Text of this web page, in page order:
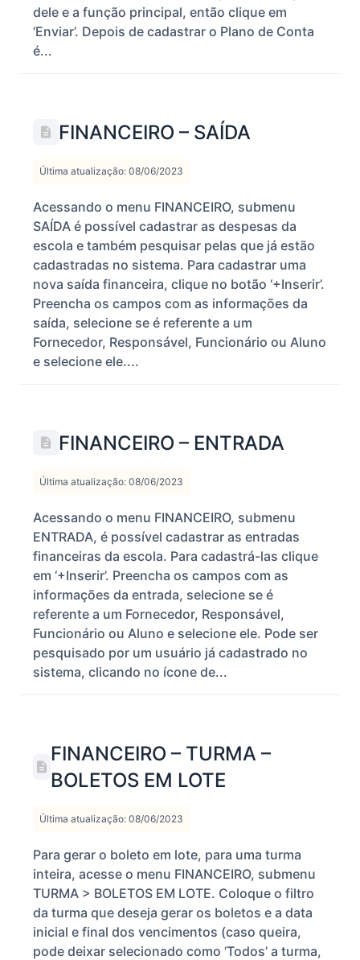
dele e a função principal, então clique em
‘Enviar’. Depois de cadastrar o Plano de Conta
é...
FINANCEIRO – SAÍDA
Última atualização: 08/06/2023
Acessando o menu FINANCEIRO, submenu
SAÍDA é possível cadastrar as despesas da
escola e também pesquisar pelas que já estão
cadastradas no sistema. Para cadastrar uma
nova saída financeira, clique no botão ‘+Inserir’.
Preencha os campos com as informações da
saída, selecione se é referente a um
Fornecedor, Responsável, Funcionário ou Aluno
e selecione ele....
FINANCEIRO – ENTRADA
Última atualização: 08/06/2023
Acessando o menu FINANCEIRO, submenu
ENTRADA, é possível cadastrar as entradas
financeiras da escola. Para cadastrá-las clique
em ‘+Inserir’. Preencha os campos com as
informações da entrada, selecione se é
referente a um Fornecedor, Responsável,
Funcionário ou Aluno e selecione ele. Pode ser
pesquisado por um usuário já cadastrado no
sistema, clicando no ícone de...
FINANCEIRO – TURMA –
BOLETOS EM LOTE
Última atualização: 08/06/2023
Para gerar o boleto em lote, para uma turma
inteira, acesse o menu FINANCEIRO, submenu
TURMA > BOLETOS EM LOTE. Coloque o filtro
da turma que deseja gerar os boletos e a data
inicial e final dos vencimentos (caso queira,
pode deixar selecionado como ‘Todos’ a turma,